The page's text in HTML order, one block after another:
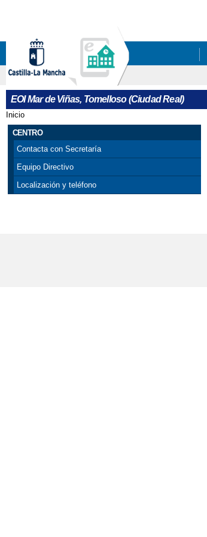
EOI Mar de Viñas, Tomelloso (Ciudad Real)
Se encuentra usted aquí
Inicio
CENTRO
Contacta con Secretaría
Equipo Directivo
Localización y teléfono